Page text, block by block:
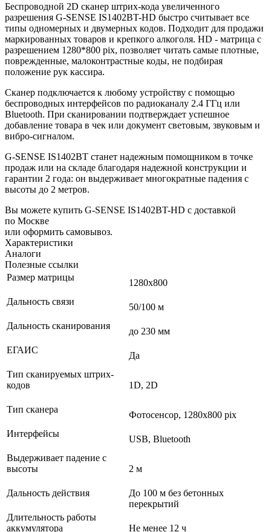
Беспроводной 2D сканер штрих-кода увеличенного
разрешения G-SENSE IS1402BT-HD быстро считывает все
типы одномерных и двумерных кодов. Подходит для продажи
маркированных товаров и крепкого алкоголя. HD - матрица с
разрешением 1280*800 pix, позволяет читать самые плотные,
поврежденные, малоконтрастные коды, не подбирая
положение рук кассира.
Сканер подключается к любому устройству с помощью
беспроводных интерфейсов по радиоканалу 2.4 ГГц или
Bluetooth. При сканировании подтверждает успешное
добавление товара в чек или документ световым, звуковым и
вибро-сигналом.
G-SENSE IS1402BT станет надежным помощником в точке
продаж или на складе благодаря надежной конструкции и
гарантии 2 года: он выдерживает многократные падения с
высоты до 2 метров.
Вы можете купить G-SENSE IS1402BT-HD с доставкой
по Москве
или оформить самовывоз.
Характеристики
Аналоги
Полезные ссылки
Размер матрицы
1280х800
Дальность связи
50/100 м
Дальность сканирования
до 230 мм
ЕГАИС
Да
Тип сканируемых штрих-
кодов
1D, 2D
Тип сканера
Фотосенсор, 1280x800 pix
Интерфейсы
USB, Bluetooth
Выдерживает падение с
высоты
2 м
Дальность действия
До 100 м без бетонных
перекрытий
Длительность работы
аккумулятора
Не менее 12 ч